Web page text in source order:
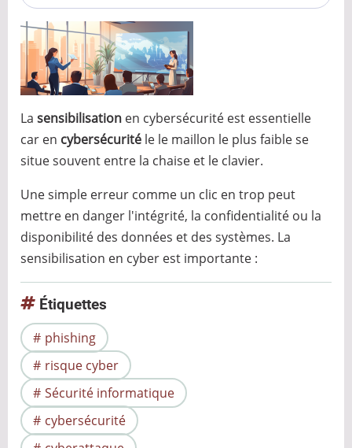
La sensibilisation en cybersécurité est essentielle
car en cybersécurité le le maillon le plus faible se
situe souvent entre la chaise et le clavier.
Une simple erreur comme un clic en trop peut
mettre en danger l'intégrité, la confidentialité ou la
disponibilité des données et des systèmes. La
sensibilisation en cyber est importante :
Étiquettes
phishing
risque cyber
Sécurité informatique
cybersécurité